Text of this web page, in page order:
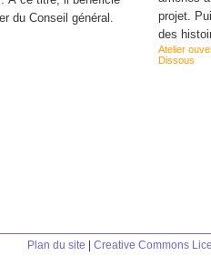
du Conseil général.
projet.
des
Atelier
Dissous
Plan du site | Creative Commons